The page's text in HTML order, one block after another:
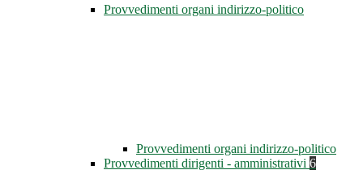
Provvedimenti organi indirizzo-politico
Provvedimenti organi indirizzo-politico
Provvedimenti dirigenti - amministrativi 6